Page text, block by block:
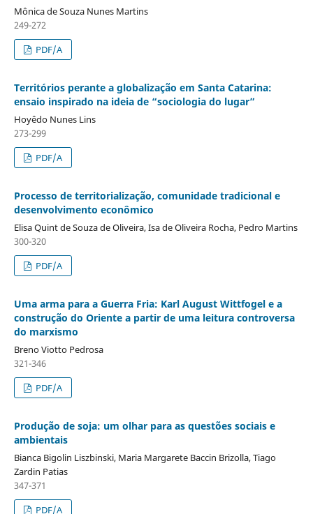
Mônica de Souza Nunes Martins
249-272
PDF/A
Territórios perante a globalização em Santa Catarina:
ensaio inspirado na ideia de “sociologia do lugar”
Hoyêdo Nunes Lins
273-299
PDF/A
Processo de territorialização, comunidade tradicional e
desenvolvimento econômico
Elisa Quint de Souza de Oliveira, Isa de Oliveira Rocha, Pedro Martins
300-320
PDF/A
Uma arma para a Guerra Fria: Karl August Wittfogel e a
construção do Oriente a partir de uma leitura controversa
do marxismo
Breno Viotto Pedrosa
321-346
PDF/A
Produção de soja: um olhar para as questões sociais e
ambientais
Bianca Bigolin Liszbinski, Maria Margarete Baccin Brizolla, Tiago
Zardin Patias
347-371
PDF/A